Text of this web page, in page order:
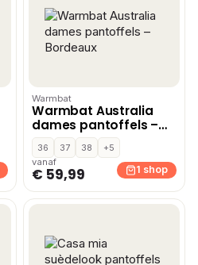
Warmbat
Warmbat Australia
dames pantoffels –
Bordeaux
36 37 38
+5
vanaf
€ 59,99 1 shop